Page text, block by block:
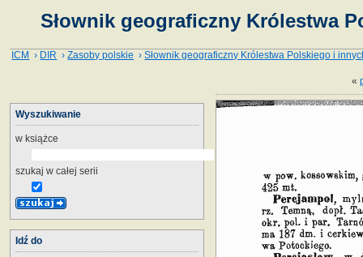
Słownik geograficzny Królestwa
ICM › DIR ›Zasoby polskie ›Słownik geograficzny Królestwa Polskiego i
«
Wyszukiwanie
w książce
szukaj w całej serii
Idź do